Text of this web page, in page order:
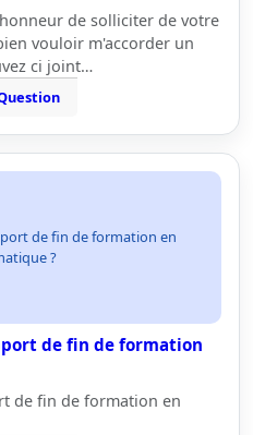
de solliciter de votre
vouloir m'accorder un
ci joint…
de fin de formation en
?
de fin de formation
de fin de formation en